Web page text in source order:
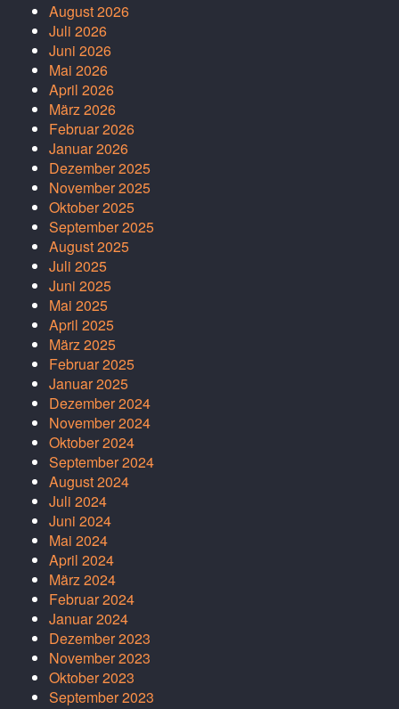
August 2026
Juli 2026
Juni 2026
Mai 2026
April 2026
März 2026
Februar 2026
Januar 2026
Dezember 2025
November 2025
Oktober 2025
September 2025
August 2025
Juli 2025
Juni 2025
Mai 2025
April 2025
März 2025
Februar 2025
Januar 2025
Dezember 2024
November 2024
Oktober 2024
September 2024
August 2024
Juli 2024
Juni 2024
Mai 2024
April 2024
März 2024
Februar 2024
Januar 2024
Dezember 2023
November 2023
Oktober 2023
September 2023